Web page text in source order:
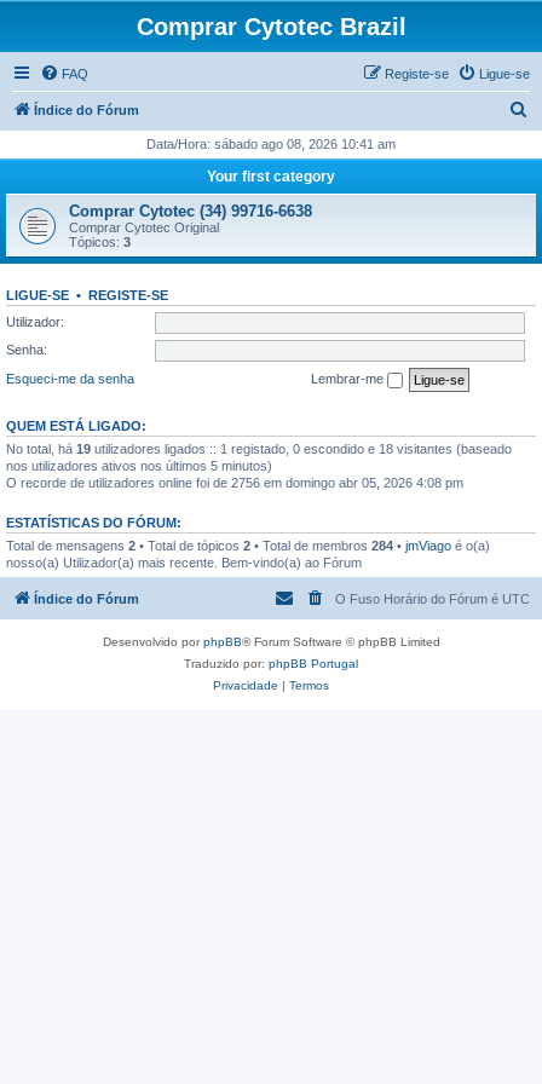
Comprar Cytotec Brazil
FAQ Ligue-se
Registe-se
Índice do Fórum
q
i
Data/Hora: sábado ago 08, 2026 10:41 am
Your first category
Comprar Cytotec (34) 99716-6638
Comprar Cytotec Original
Tópicos: 3
LIGUE-SE • REGISTE-SE
Utilizador:
Senha:
Esqueci-me da senha
Lembrar-me
QUEM ESTÁ LIGADO:
No total, há 19 utilizadores ligados :: 1 registado, 0 escondido e 18 visitantes (baseado
nos utilizadores ativos nos últimos 5 minutos)
O recorde de utilizadores online foi de 2756 em domingo abr 05, 2026 4:08 pm
ESTATÍSTICAS DO FÓRUM:
Total de mensagens 2 • Total de tópicos 2 • Total de membros 284 • jmViago é o(a)
nosso(a) Utilizador(a) mais recente. Bem-vindo(a) ao Fórum
Índice do Fórum O Fuso Horário do Fórum é UTC
Desenvolvido porphpBB® Forum Software © phpBB Limited
Traduzido por: phpBB Portugal
Privacidade | Termos